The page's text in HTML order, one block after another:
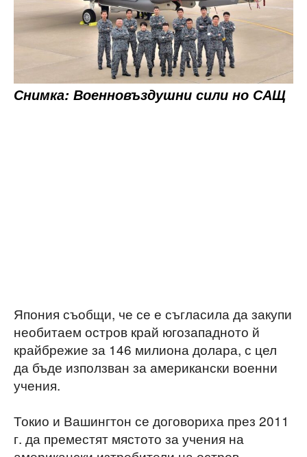
Снимка: Военновъздушни сили но САЩ
Япония съобщи, че се е съгласила да закупи
необитаем остров край югозападното й
крайбрежие за 146 милиона долара, с цел
да бъде използван за американски военни
учения.
Токио и Вашингтон се договориха през 2011
г. да преместят мястото за учения на